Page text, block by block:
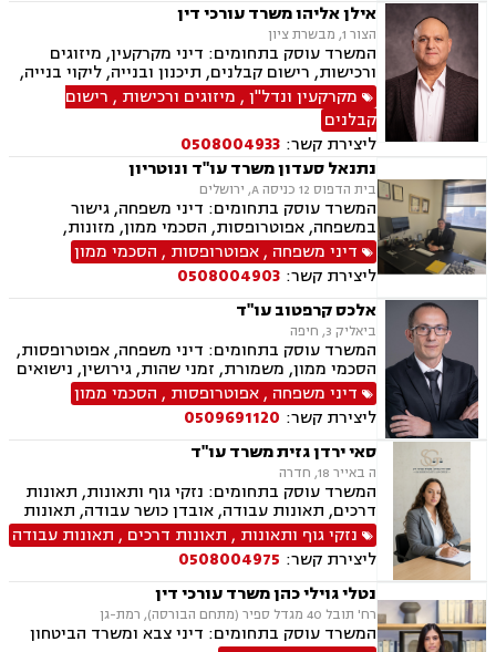
אילן אליהו משרד עורכי דין
הצור 1, מבשרת ציון
המשרד עוסק בתחומים: דיני מקרקעין, מיזוגים
ורכישות, רישום קבלנים, תיכנון ובנייה, ליקוי בנייה,
מגרשים לבנייה.
מקרקעין ונדל"ן, מיזוגים ורכישות , רישום
קבלנים
ליצירת קשר: 0508004933
נתנאל סעדון משרד עו"ד ונוטריון
בית הדפוס 12 כניסה A, ירושלים
המשרד עוסק בתחומים: דיני משפחה, גישור
במשפחה, אפוטרופסות, הסכמי ממון, מזונות,
משמורת, גירושין, טוען רבני, חלוקת רכוש, מעמד
אישי, תיאום הורי, זמני שהות, ניכור הורי, עסקאות
מתנה, ידועים בציבור, ירושות וצוואות, נוטריון, ייפוי
כוח מתמשך, הוצאה לפועל, חדלות פירעון, תביעות
מסחריות, דיני חוזים, מקרקעין ונדל"ן, עסקאות מכר
דירה, עסקאות מכר יד שניה מקבלן, משפט מסחרי,
דיני חברות, ליטיגציה מסחרית ונדל"נית, דיני
עמותות
דיני משפחה ,אפוטרופסות , הסכמי ממון
ליצירת קשר: 0508004903
אלכס קרפטוב עו"ד
ביאליק 3, חיפה
המשרד עוסק בתחומים: דיני משפחה, אפוטרופסות,
הסכמי ממון, משמורת, זמני שהות, גירושין, נישואים
אזרחיים, חלוקת רכוש, מעמד אישי, תיאום הורי,
ניכור הורי, ירושות וצוואות, ייפוי כוח מתמשך.
דיני משפחה ,אפוטרופסות , הסכמי ממון
ליצירת קשר: 0509691120
סאי ירדן גזית משרד עו"ד
ה באייר 18, חדרה
המשרד עוסק בתחומים: נזקי גוף ותאונות, תאונות
דרכים, תאונות עבודה, אובדן כושר עבודה, תאונות
תלמידים, תאונות ספורט, תאונות עקב רשלנות, צבא
ומשרד הביטחון, תביעות ביטוח ונזקי רכוש, ביטוח
סיעודי, פנסיה, הורות חד מינית, גישור
נזקי גוף ותאונות , תאונות דרכים , תאונות עבודה
ליצירת קשר: 0508004975
נטלי גוילי כהן משרד עורכי דין
רח' תובל 40 מגדל ספיר (מתחם הבורסה), רמת-גן
המשרד עוסק בתחומים: דיני צבא ומשרד הביטחון